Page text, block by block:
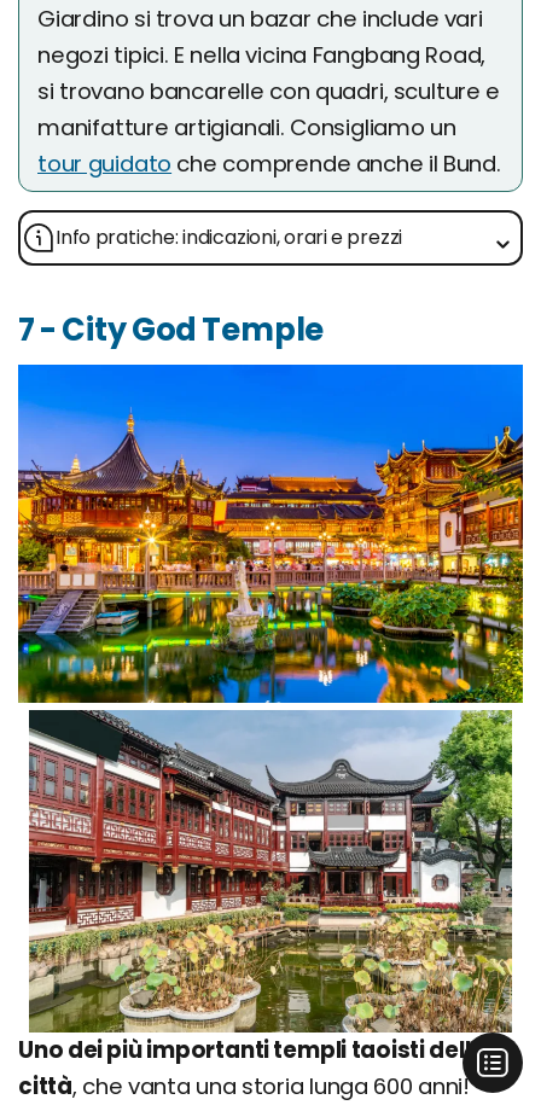
Giardino si trova un bazar che include vari
negozi tipici. E nella vicina Fangbang Road,
si trovano bancarelle con quadri, sculture e
manifatture artigianali. Consigliamo un
tour guidato che comprende anche il Bund.
Info pratiche: indicazioni, orari e prezzi
7 - City God Temple
Uno dei più importanti templi taoisti della
città, che vanta una storia lunga 600 anni!